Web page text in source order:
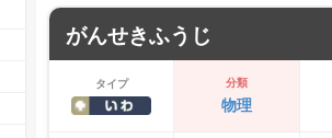
がんせきふうじ
タイプ 分類
物理